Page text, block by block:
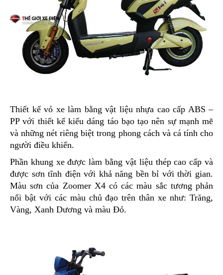
Thiết kế vỏ xe làm bằng vật liệu nhựa cao cấp ABS –
PP với thiết kế kiểu dáng táo bạo tạo nên sự mạnh mẽ
và những nét riêng biệt trong phong cách và cá tính cho
người điều khiển.
Phần khung xe được làm bằng vật liệu thép cao cấp và
được sơn tĩnh điện với khả năng bền bỉ với thời gian.
Màu sơn của Zoomer X4 có các màu sắc tương phản
nổi bật với các màu chủ đạo trên thân xe như: Trăng,
Vàng, Xanh Dương và màu Đỏ.